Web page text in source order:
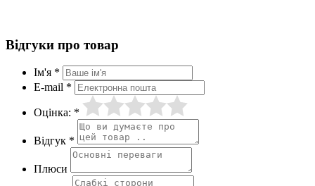
Відгуки про товар
Ім'я *
E-mail *
Оцінка: *
Відгук *
Плюси